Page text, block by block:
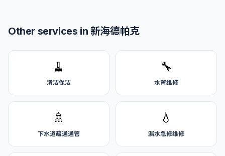
Other services in 新海德帕克
🧹
清洁保洁
🔧
水管维修
🚿
下水道疏通通管
💧
漏水急修维修